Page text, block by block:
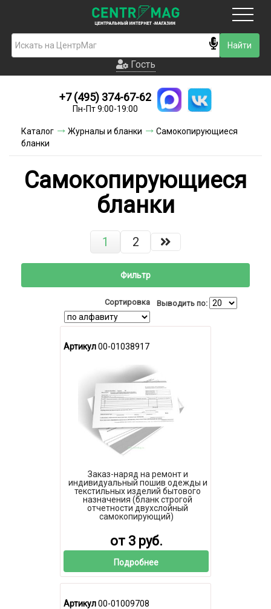
Гость
Новинки
Условия доставки
Контакты
Акции и скидки
Гость
+7 (495) 374-67-62
Пн-Пт 9:00-19:00
Каталог Журналы и бланки
Самокопирующиеся
бланки
Самокопирующиеся
бланки
1 2
Фильтр
Сортировка Выводить по:
Артикул00-01038917
Заказ-наряд на ремонт и
индивидуальный пошив одежды и
текстильных изделий бытового
назначения (бланк строгой
отчетности двухслойный
самокопирующий)
от 3 руб.
Подробнее
Артикул00-01009708